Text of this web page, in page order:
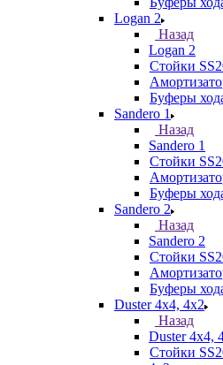
Logan 2
Назад
Logan 2
Стойки
Буферы
Sandero 1
Назад
Sandero 1
Стойки
Буферы
Sandero 2
Назад
Sandero 2
Стойки
Буферы
Duster 4х4, 4x2
Назад
Duster 4х4,
Стойки